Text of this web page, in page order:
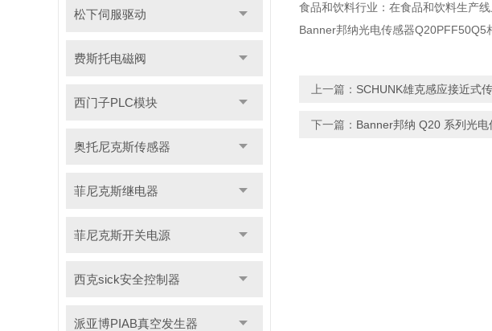
松下伺服驱动
费斯托电磁阀
西门子PLC模块
奥托尼克斯传感器
菲尼克斯继电器
菲尼克斯开关电源
西克sick安全控制器
派亚博PIAB真空发生器
食品和饮料行业：在食品和饮料生产
Banner邦纳光电传感器Q20PFF50Q5
上一篇： SCHUNK雄克感应接近式
下一篇： Banner邦纳 Q20 系列光